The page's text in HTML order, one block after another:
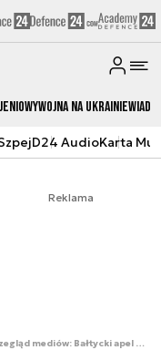
Wojna na Ukrainie
D24 AudioKarta
Reklama
Piątkowy przegląd mediów: Bałtycki apel do NATO; SAN kontra Rosja